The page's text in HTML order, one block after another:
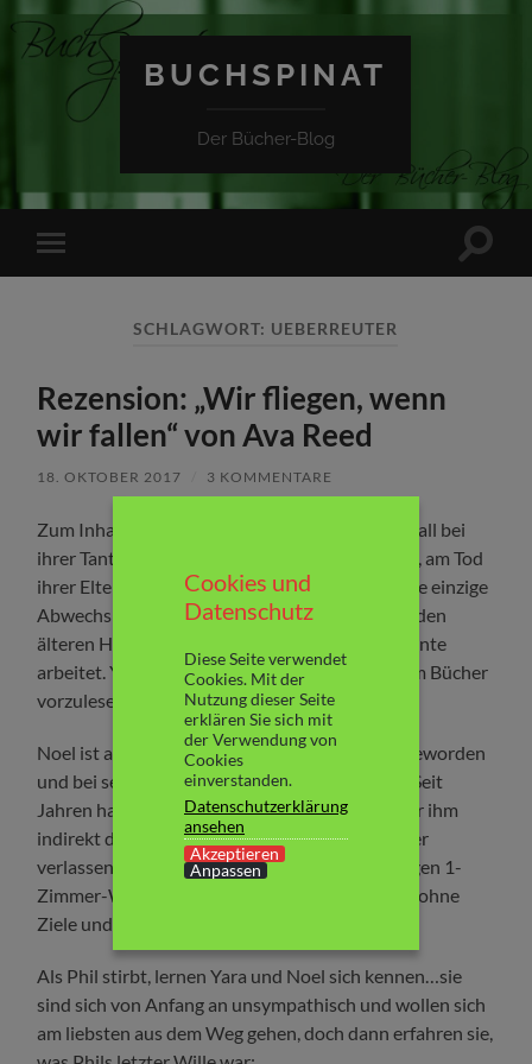
BUCHSPINAT
Der Bücher-Blog
Mobile-
Menü
SCHLAGWORT: UEBERREUTER
Rezension: „Wir fliegen, wenn
wir fallen“ von Ava Reed
18. OKTOBER 2017 3 KOMMENTARE
Zum Inhalt: Yara lebt seit einem tragischen Unfall bei
ihrer Tante in Hamburg und gibt sich die Schuld, am Tod
ihrer Eltern. Jeder Tag plätschert vor sich hin, die einzige
Abwechslung ist ihr Besuch bei Phil, einem blinden
älteren Herrn im Seniorenheim, in dem Yaras Tante
arbeitet. Yara besucht ihn fast jeden Tag, um ihm Bücher
vorzulesen. Doch dann stirbt Phil…
Noel ist als Kind von seiner Mutter verlassen geworden
und bei seinem Großvater Phil aufgewachsen. Seit
Jahren hat Noel sich von Phil distanziert, weil er ihm
indirekt die Schuld daran gibt, von seiner Mutter
verlassen worden zu sein. Er lebt in einer winzigen 1-
Zimmer-Wohnung und jobbt bei McDonalds – ohne
Ziele und Perspektiven…
Als Phil stirbt, lernen Yara und Noel sich kennen…sie
sind sich von Anfang an unsympathisch und wollen sich
am liebsten aus dem Weg gehen, doch dann erfahren sie,
Cookies und
Datenschutz
Diese Seite verwendet
Cookies. Mit der
Nutzung dieser Seite
erklären Sie sich mit
der Verwendung von
Cookies
einverstanden.
Datenschutzerklärung
ansehen
Akzeptieren
Anpassen